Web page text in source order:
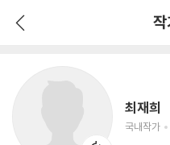
최재희
국내작가
인문/사회 저자